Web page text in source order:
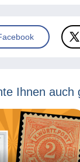
Ihnen auch